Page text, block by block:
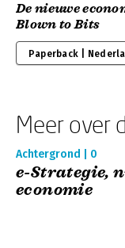
De nieuwe
Blown to Bits
Paperback |
Meer over
Achtergrond | 0
e-Strategie,
economie